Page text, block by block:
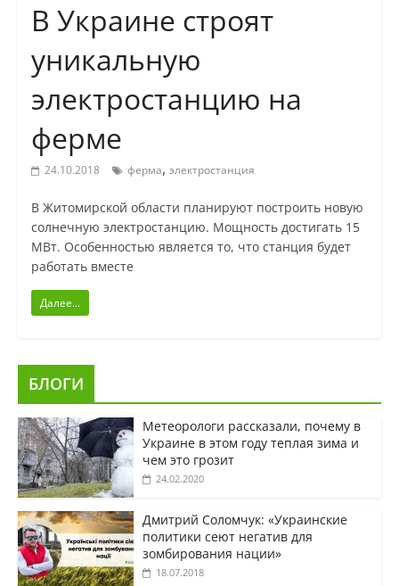
В Украине строят
уникальную
электростанцию на
ферме
24.10.2018 ферма, электростанция
В Житомирской области планируют построить новую
солнечную электростанцию. Мощность достигать 15
МВт. Особенностью является то, что станция будет
работать вместе
Далее...
БЛОГИ
Метеорологи рассказали, почему в
Украине в этом году теплая зима и
чем это грозит
24.02.2020
Дмитрий Соломчук: «Украинские
политики сеют негатив для
зомбирования нации»
18.07.2018